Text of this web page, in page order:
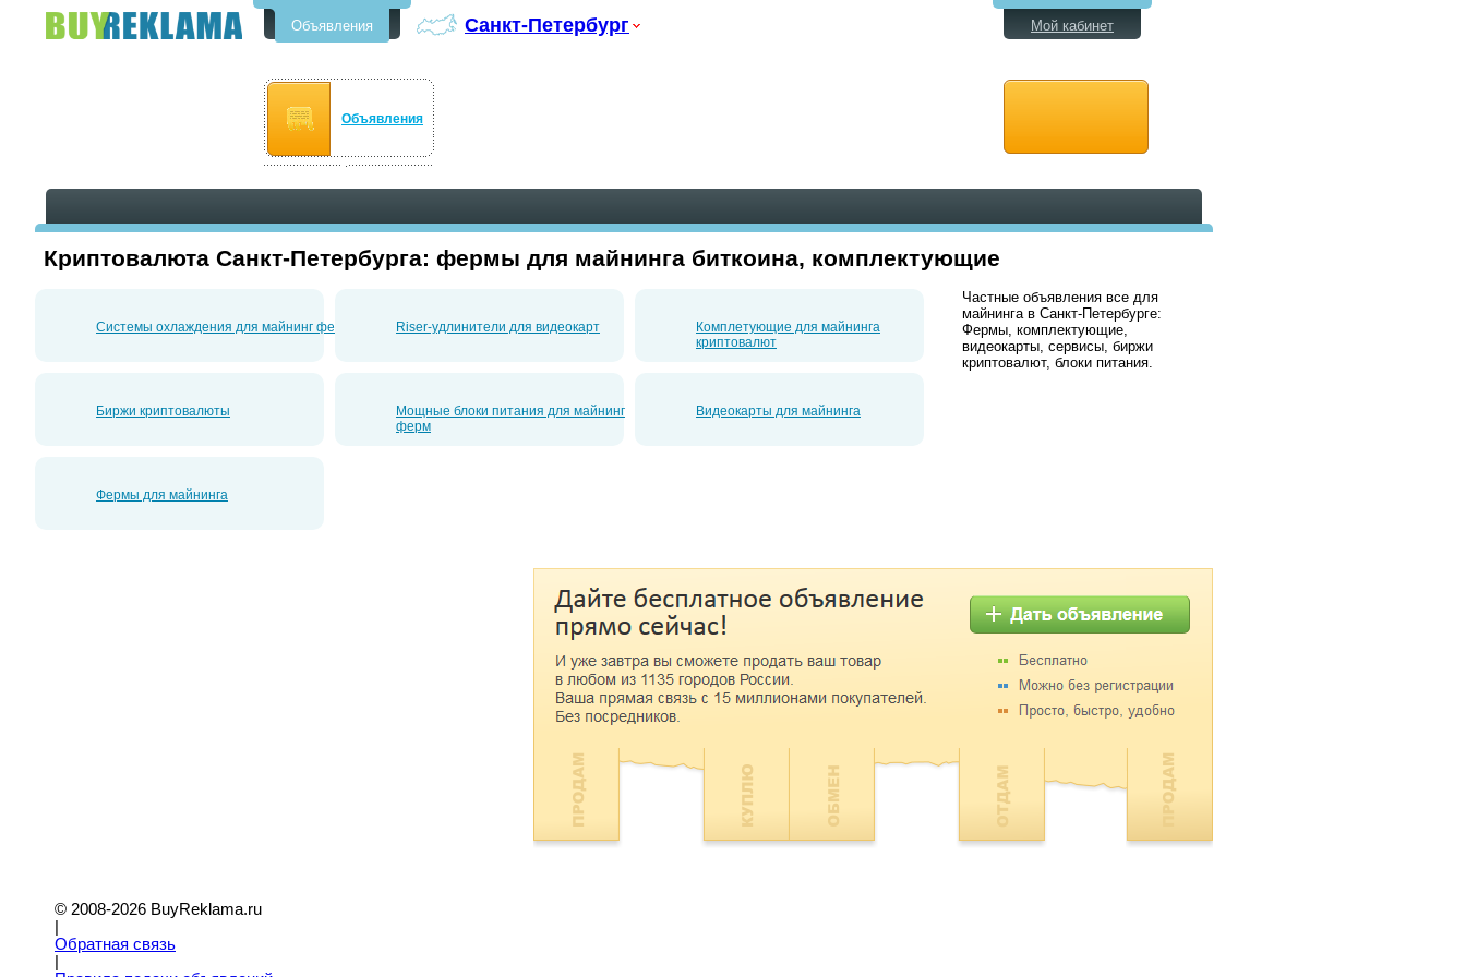
Объявления Санкт-Петербург
Объявления
Мой кабинет
Криптовалюта Санкт-Петербурга: фермы для майнинга биткоина, комплектующие
Системы охлаждения для майнинг ферм Riser-удлинители для видеокарт
Комплетующие для майнинга
криптовалют
Биржи криптовалюты
Мощные блоки питания для майнинг
ферм
Видеокарты для майнинга
Фермы для майнинга
Частные объявления все для
майнинга в Санкт-Петербурге:
Фермы, комплектующие,
видеокарты, сервисы, биржи
криптовалют, блоки питания.
© 2008-2026 BuyReklama.ru
Обратная связь